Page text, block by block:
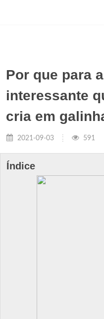
Por que para
interessante
cria em
2021-09-03 591
Índice